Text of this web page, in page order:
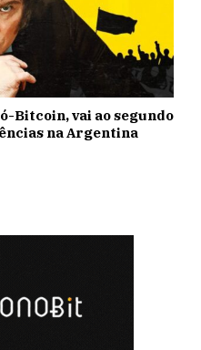
Bitcoin, vai ao segundo
na Argentina